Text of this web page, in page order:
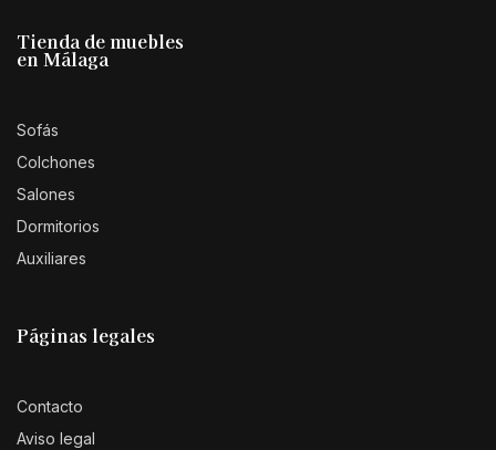
Tienda de muebles
en Málaga
Sofás
Colchones
Salones
Dormitorios
Auxiliares
Páginas legales
Contacto
Aviso legal